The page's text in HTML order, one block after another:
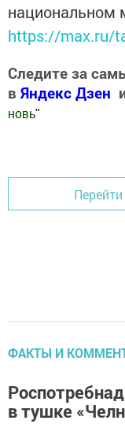
национальном
https://max.ru/
Следите за
в Яндекс Дзен
новь"
ФАКТЫ И
в тушке